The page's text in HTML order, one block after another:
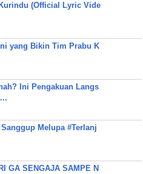
(Official Lyric Vide
yang Bikin Tim Prabu K
Ini Pengakuan Langs
Melupa #Terlanj
GA SENGAJA SAMPE N